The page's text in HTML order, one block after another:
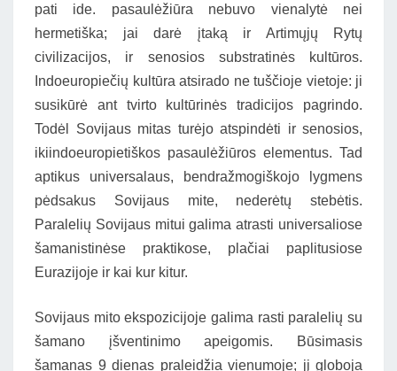
pati ide. pasaulėžiūra nebuvo vienalytė nei
hermetiška; jai darė įtaką ir Artimųjų Rytų
civilizacijos, ir senosios substratinės kultūros.
Indoeuropiečių kultūra atsirado ne tuščioje vietoje: ji
susikūrė ant tvirto kultūrinės tradicijos pagrindo.
Todėl Sovijaus mitas turėjo atspindėti ir senosios,
ikiindoeuropietiškos pasaulėžiūros elementus. Tad
aptikus universalaus, bendražmogiškojo lygmens
pėdsakus Sovijaus mite, nederėtų stebėtis.
Paralelių Sovijaus mitui galima atrasti universaliose
šamanistinėse praktikose, plačiai paplitusiose
Eurazijoje ir kai kur kitur.
Sovijaus mito ekspozicijoje galima rasti paralelių su
šamano įšventinimo apeigomis. Būsimasis
šamanas 9 dienas praleidžia vienumoje; jį globoja